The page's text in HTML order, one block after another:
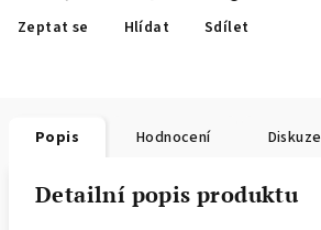
Zeptat se Hlídat Sdílet
Popis Hodnocení Diskuze
Detailní popis produktu